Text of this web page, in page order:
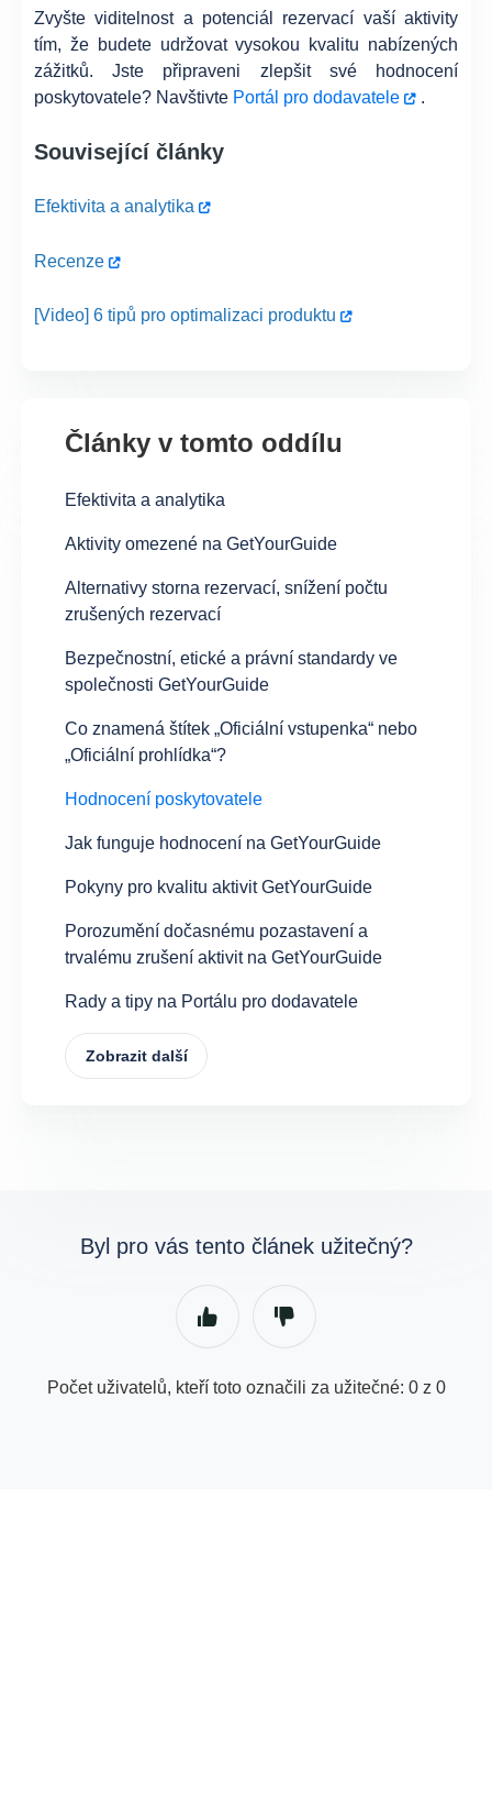
Zvyšte viditelnost a potenciál rezervací vaší aktivity
tím, že budete udržovat vysokou kvalitu nabízených
zážitků. Jste připraveni zlepšit své hodnocení
poskytovatele? Navštivte Portál pro dodavatele .
Související články
Efektivita a analytika
Recenze
[Video] 6 tipů pro optimalizaci produktu
Články v tomto oddílu
Efektivita a analytika
Aktivity omezené na GetYourGuide
Alternativy storna rezervací, snížení počtu
zrušených rezervací
Bezpečnostní, etické a právní standardy ve
společnosti GetYourGuide
Co znamená štítek „Oficiální vstupenka“ nebo
„Oficiální prohlídka“?
Hodnocení poskytovatele
Jak funguje hodnocení na GetYourGuide
Pokyny pro kvalitu aktivit GetYourGuide
Porozumění dočasnému pozastavení a
trvalému zrušení aktivit na GetYourGuide
Rady a tipy na Portálu pro dodavatele
Zobrazit další
Byl pro vás tento článek užitečný?
Počet uživatelů, kteří toto označili za užitečné: 0 z 0